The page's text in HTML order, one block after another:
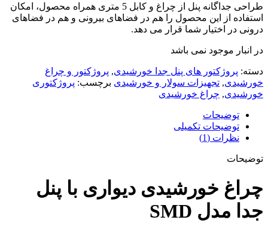
طراحی جداگانه پنل از چراغ و کابل 5 متری همراه محصول، امکان
استفاده از این محصول را هم در فضاهای بیرونی و هم در فضاهای
درونی در اختیار شما قرار می دهد.
در انبار موجود نمی باشد
دسته: پروژکتور های پنل جدا خورشیدی, پروژکتور و چراغ
خورشیدی, تجهیزات سولار و خورشیدی برچسب: پروژکتوری
خورشیدی, چراغ خورشیدی
توضیحات
توضیحات تکمیلی
نظرات (1)
توضیحات
چراغ خورشیدی دیواری با پنل
جدا مدل SMD